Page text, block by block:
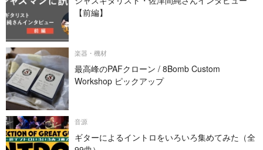
【前編】
楽器・機材
最高峰のPAFクローン / 8Bomb Custom
Workshop ピックアップ
音源
ギターによるイントロをいろいろ集めてみた（全